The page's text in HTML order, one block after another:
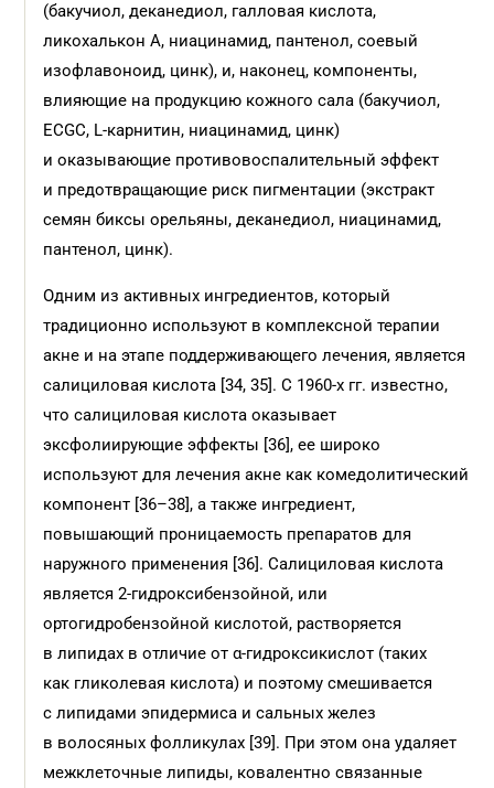
(бакучиол, деканедиол, галловая кислота,
ликохалькон А, ниацинамид, пантенол, соевый
изофлавоноид, цинк), и, наконец, компоненты,
влияющие на продукцию кожного сала (бакучиол,
ECGC, L-карнитин, ниацинамид, цинк)
и оказывающие противовоспалительный эффект
и предотвращающие риск пигментации (экстракт
семян биксы орельяны, деканедиол, ниацинамид,
пантенол, цинк).
Одним из активных ингредиентов, который
традиционно используют в комплексной терапии
акне и на этапе поддерживающего лечения, является
салициловая кислота [34, 35]. С 1960-х гг. известно,
что салициловая кислота оказывает
эксфолиирующие эффекты [36], ее широко
используют для лечения акне как комедолитический
компонент [36–38], а также ингредиент,
повышающий проницаемость препаратов для
наружного применения [36]. Салициловая кислота
является 2-гидроксибензойной, или
ортогидробензойной кислотой, растворяется
в липидах в отличие от α-гидроксикислот (таких
как гликолевая кислота) и поэтому смешивается
с липидами эпидермиса и сальных желез
в волосяных фолликулах [39]. При этом она удаляет
межклеточные липиды, ковалентно связанные